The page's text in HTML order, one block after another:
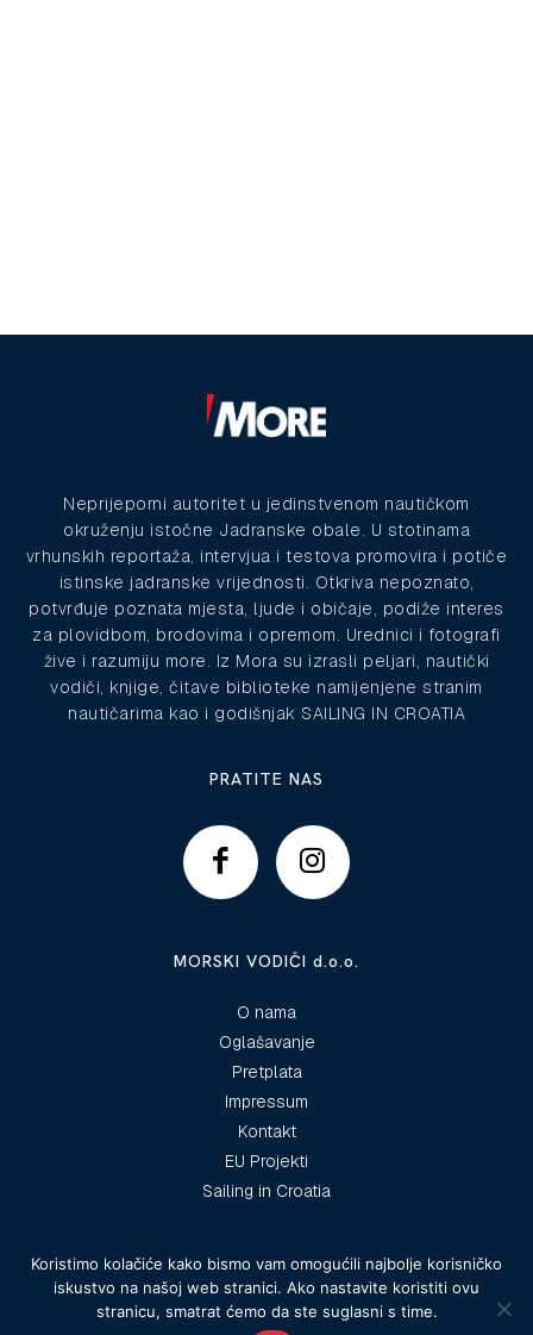
Neprijeporni autoritet u jedinstvenom nautičkom
okruženju istočne Jadranske obale. U stotinama
vrhunskih reportaža, intervjua i testova promovira i potiče
istinske jadranske vrijednosti. Otkriva nepoznato,
potvrđuje poznata mjesta, ljude i običaje, podiže interes
za plovidbom, brodovima i opremom. Urednici i fotografi
žive i razumiju more. Iz Mora su izrasli peljari, nautički
vodiči, knjige, čitave biblioteke namijenjene stranim
nautičarima kao i godišnjak SAILING IN CROATIA
PRATITE NAS
MORSKI VODIČI d.o.o.
O nama
Oglašavanje
Pretplata
Impressum
Kontakt
EU Projekti
Sailing in Croatia
© 2025 Morski vodiči
Koristimo kolačiće kako bismo vam omogućili najbolje korisničko
iskustvo na našoj web stranici. Ako nastavite koristiti ovu
stranicu, smatrat ćemo da ste suglasni s time.